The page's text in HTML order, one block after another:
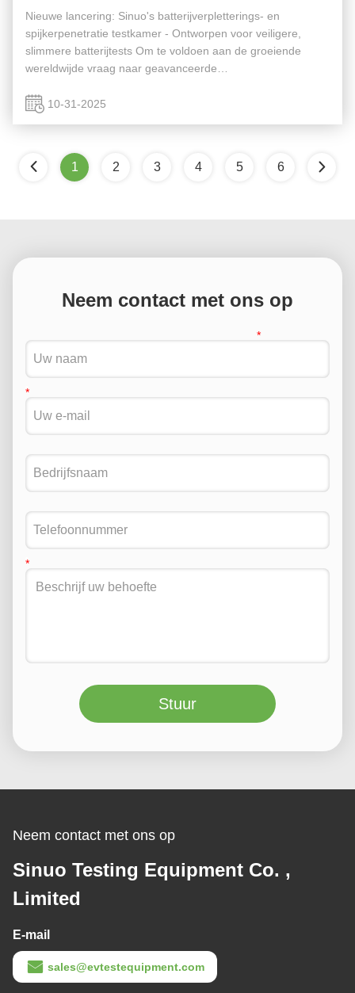
Nieuwe lancering: Sinuo's batterijverpletterings- en
spijkerpenetratie testkamer - Ontworpen voor veiligere,
slimmere batterijtests Om te voldoen aan de groeiende
wereldwijde vraag naar geavanceerde
Co., Ltd. met trots de batterijverplet...
10-31-2025
1 2 3 4 5 6
Neem contact met ons op
Stuur
Neem contact met ons op
Sinuo Testing Equipment Co. ,
Limited
E-mail
sales@evtestequipment.com